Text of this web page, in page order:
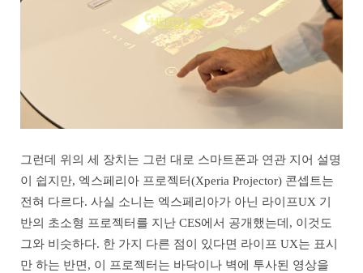
그런데 위의 세 장치는 그런 대로 스마트폰과 연관 지어 설명
이 쉽지만, 엑스페리아 프로젝터(Xperia Projector) 콘셉트는
전혀 다르다. 사실 소니는 엑스페리아가 아닌 라이프UX 기
반의 초소형 프로젝터를 지난 CES에서 공개했는데, 이것도
그와 비슷하다. 한 가지 다른 점이 있다면 라이프 UX는 표시
만 하는 반면, 이 프로젝터는 바닥이나 벽에 투사된 영상을